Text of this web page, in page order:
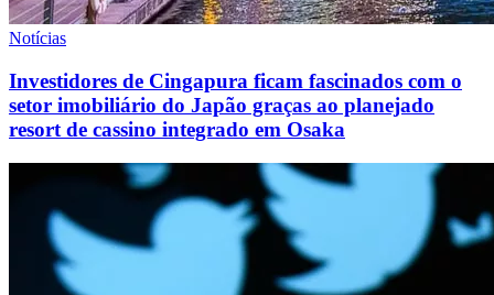
Notícias
Investidores de Cingapura ficam fascinados com o
setor imobiliário do Japão graças ao planejado
resort de cassino integrado em Osaka